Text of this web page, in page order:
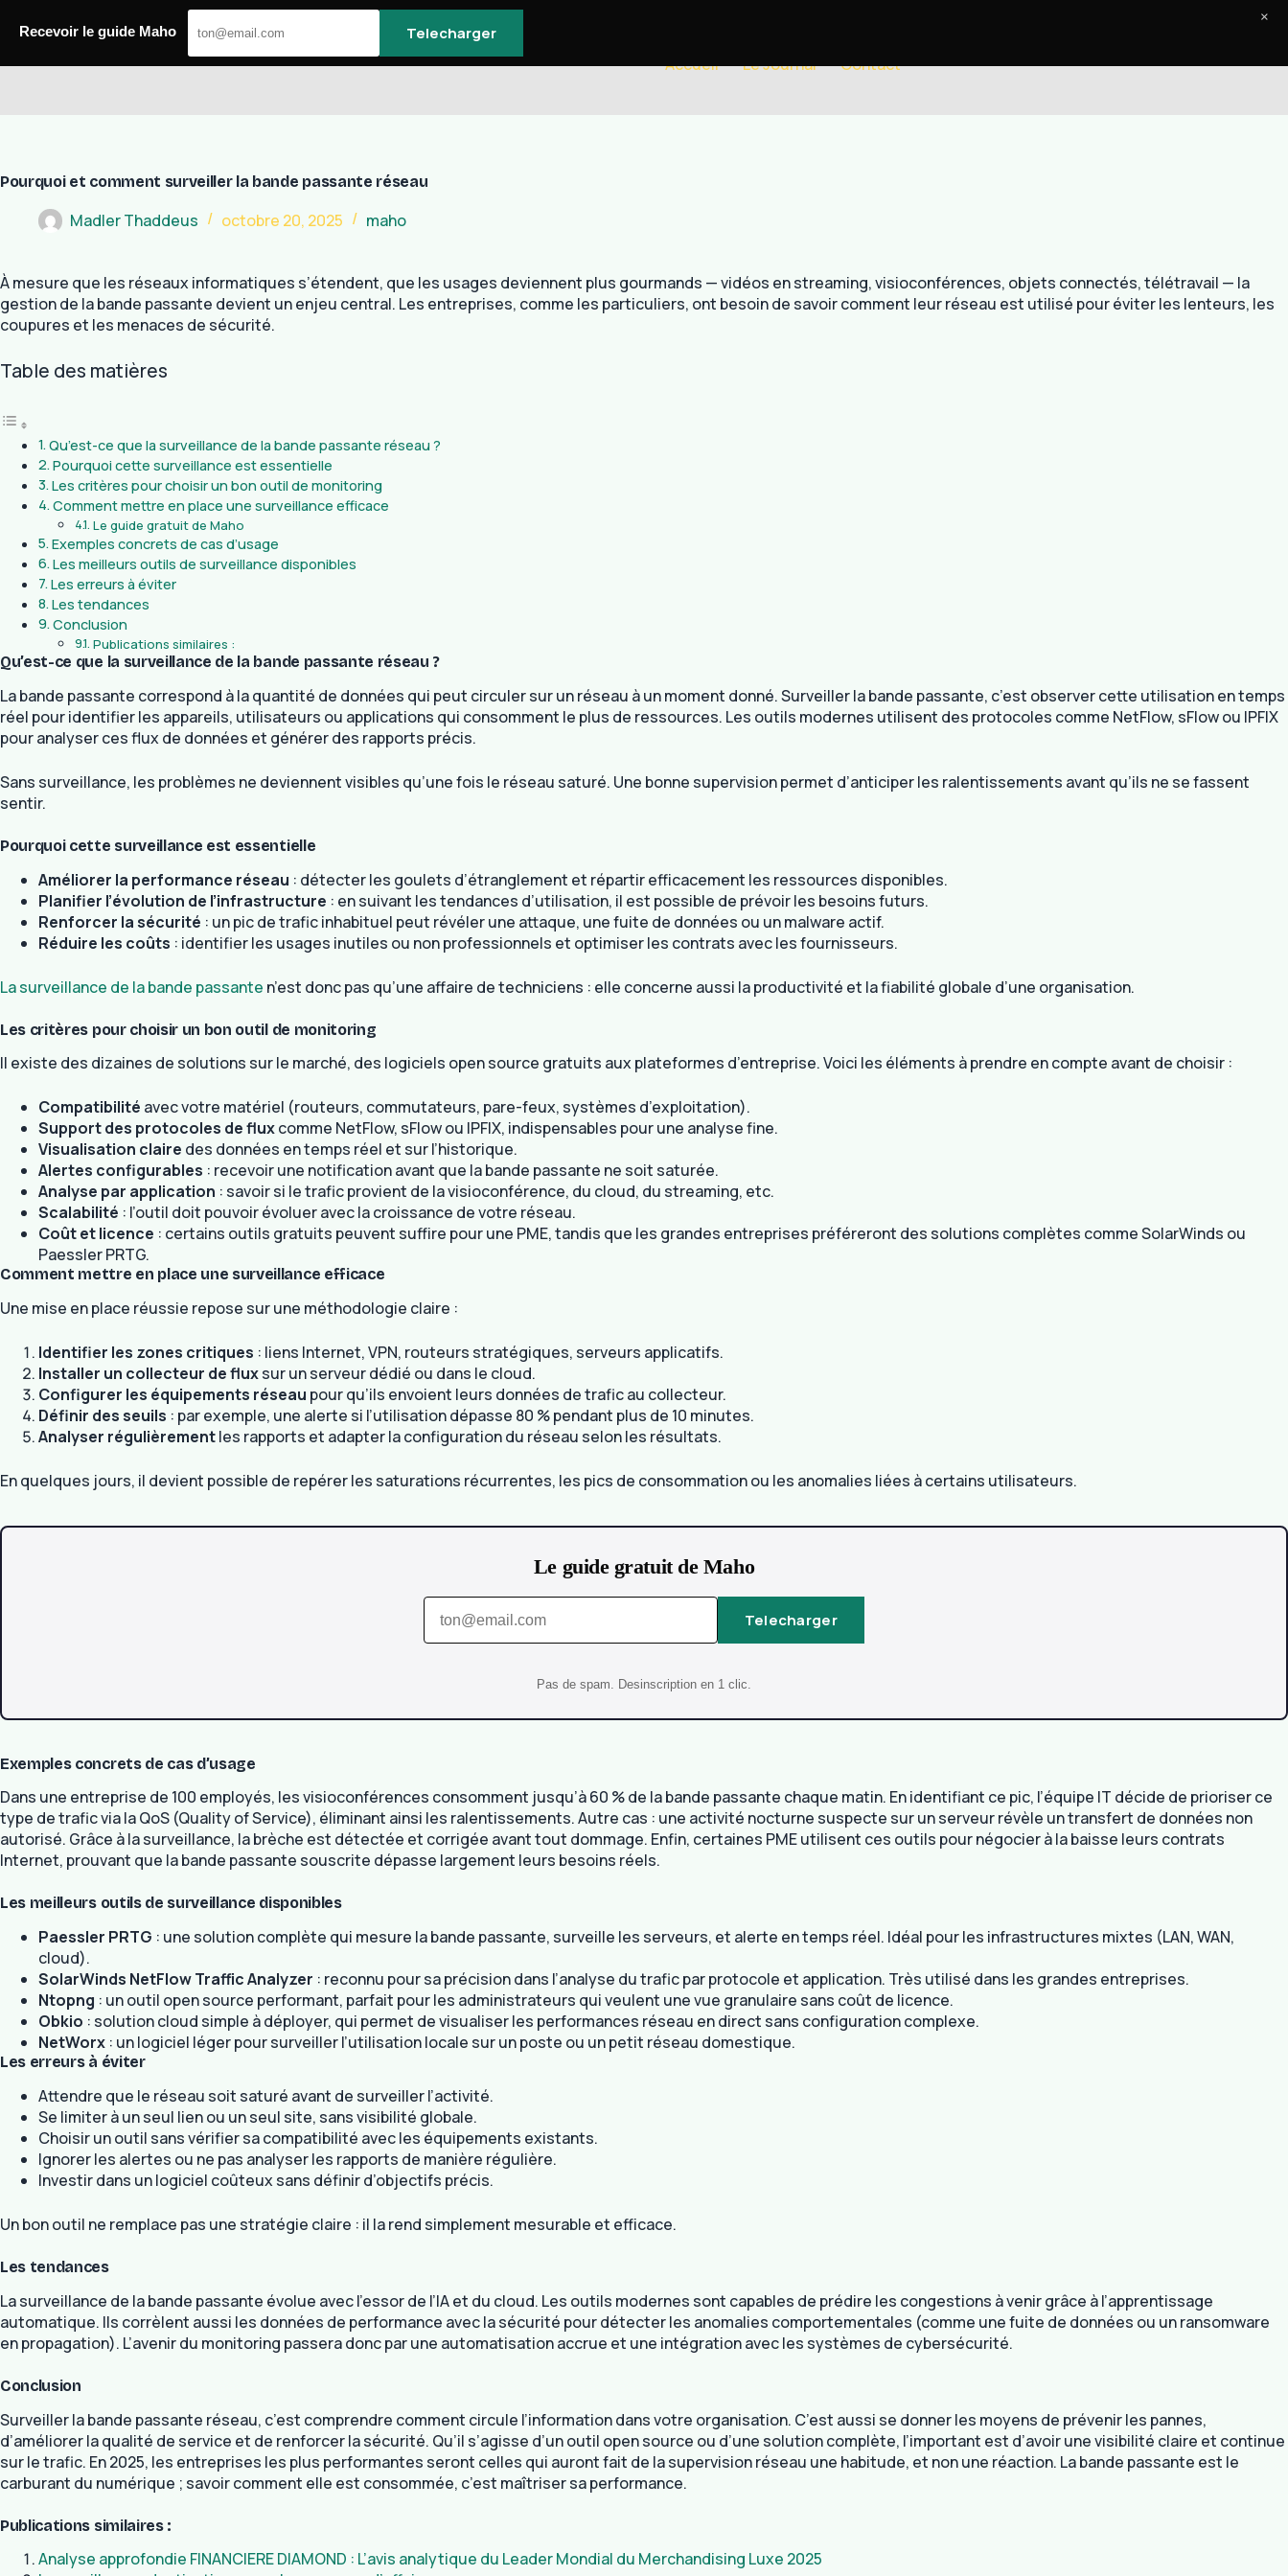
Accueil Le Journal Contact
Pourquoi et comment surveiller la bande passante réseau
Madler Thaddeus octobre 20, 2025 maho
À mesure que les réseaux informatiques s’étendent, que les usages deviennent plus gourmands — vidéos en streaming, visioconférences, objets connectés, télétravail — la
gestion de la bande passante devient un enjeu central. Les entreprises, comme les particuliers, ont besoin de savoir comment leur réseau est utilisé pour éviter les lenteurs, les
coupures et les menaces de sécurité.
Table des matières
Qu’est-ce que la surveillance de la bande passante réseau ?
Pourquoi cette surveillance est essentielle
Les critères pour choisir un bon outil de monitoring
Comment mettre en place une surveillance efficace
Le guide gratuit de Maho
Exemples concrets de cas d’usage
Les meilleurs outils de surveillance disponibles
Les erreurs à éviter
Les tendances
Conclusion
Publications similaires :
Qu’est-ce que la surveillance de la bande passante réseau ?
La bande passante correspond à la quantité de données qui peut circuler sur un réseau à un moment donné. Surveiller la bande passante, c’est observer cette utilisation en temps
réel pour identifier les appareils, utilisateurs ou applications qui consomment le plus de ressources. Les outils modernes utilisent des protocoles comme NetFlow, sFlow ou IPFIX
pour analyser ces flux de données et générer des rapports précis.
Sans surveillance, les problèmes ne deviennent visibles qu’une fois le réseau saturé. Une bonne supervision permet d’anticiper les ralentissements avant qu’ils ne se fassent
sentir.
Pourquoi cette surveillance est essentielle
Améliorer la performance réseau : détecter les goulets d’étranglement et répartir efficacement les ressources disponibles.
Planifier l’évolution de l’infrastructure : en suivant les tendances d’utilisation, il est possible de prévoir les besoins futurs.
Renforcer la sécurité : un pic de trafic inhabituel peut révéler une attaque, une fuite de données ou un malware actif.
Réduire les coûts : identifier les usages inutiles ou non professionnels et optimiser les contrats avec les fournisseurs.
La surveillance de la bande passante n’est donc pas qu’une affaire de techniciens : elle concerne aussi la productivité et la fiabilité globale d’une organisation.
Les critères pour choisir un bon outil de monitoring
Il existe des dizaines de solutions sur le marché, des logiciels open source gratuits aux plateformes d’entreprise. Voici les éléments à prendre en compte avant de choisir :
Compatibilité avec votre matériel (routeurs, commutateurs, pare-feux, systèmes d’exploitation).
Support des protocoles de fluxcomme NetFlow, sFlow ou IPFIX, indispensables pour une analyse fine.
Visualisation claire des données en temps réel et sur l’historique.
Alertes configurables : recevoir une notification avant que la bande passante ne soit saturée.
Analyse par application : savoir si le trafic provient de la visioconférence, du cloud, du streaming, etc.
Scalabilité : l’outil doit pouvoir évoluer avec la croissance de votre réseau.
Coût et licence : certains outils gratuits peuvent suffire pour une PME, tandis que les grandes entreprises préféreront des solutions complètes comme SolarWinds ou
Paessler PRTG.
Comment mettre en place une surveillance efficace
Une mise en place réussie repose sur une méthodologie claire :
Identifier les zones critiques : liens Internet, VPN, routeurs stratégiques, serveurs applicatifs.
Installer un collecteur de fluxsur un serveur dédié ou dans le cloud.
Configurer les équipements réseau pour qu’ils envoient leurs données de trafic au collecteur.
Définir des seuils : par exemple, une alerte si l’utilisation dépasse 80 % pendant plus de 10 minutes.
Analyser régulièrementles rapports et adapter la configuration du réseau selon les résultats.
En quelques jours, il devient possible de repérer les saturations récurrentes, les pics de consommation ou les anomalies liées à certains utilisateurs.
Le guide gratuit de Maho
Telecharger
Pas de spam. Desinscription en 1 clic.
Exemples concrets de cas d’usage
Dans une entreprise de 100 employés, les visioconférences consomment jusqu’à 60 % de la bande passante chaque matin. En identifiant ce pic, l’équipe IT décide de prioriser ce
type de trafic via la QoS (Quality of Service), éliminant ainsi les ralentissements. Autre cas : une activité nocturne suspecte sur un serveur révèle un transfert de données non
autorisé. Grâce à la surveillance, la brèche est détectée et corrigée avant tout dommage. Enfin, certaines PME utilisent ces outils pour négocier à la baisse leurs contrats
Internet, prouvant que la bande passante souscrite dépasse largement leurs besoins réels.
Les meilleurs outils de surveillance disponibles
Paessler PRTG : une solution complète qui mesure la bande passante, surveille les serveurs, et alerte en temps réel. Idéal pour les infrastructures mixtes (LAN, WAN,
cloud).
SolarWinds NetFlow Traffic Analyzer : reconnu pour sa précision dans l’analyse du trafic par protocole et application. Très utilisé dans les grandes entreprises.
Ntopng : un outil open source performant, parfait pour les administrateurs qui veulent une vue granulaire sans coût de licence.
Obkio : solution cloud simple à déployer, qui permet de visualiser les performances réseau en direct sans configuration complexe.
NetWorx : un logiciel léger pour surveiller l’utilisation locale sur un poste ou un petit réseau domestique.
Les erreurs à éviter
Attendre que le réseau soit saturé avant de surveiller l’activité.
Se limiter à un seul lien ou un seul site, sans visibilité globale.
Choisir un outil sans vérifier sa compatibilité avec les équipements existants.
Ignorer les alertes ou ne pas analyser les rapports de manière régulière.
Investir dans un logiciel coûteux sans définir d’objectifs précis.
Un bon outil ne remplace pas une stratégie claire : il la rend simplement mesurable et efficace.
Les tendances
La surveillance de la bande passante évolue avec l’essor de l’IA et du cloud. Les outils modernes sont capables de prédire les congestions à venir grâce à l’apprentissage
automatique. Ils corrèlent aussi les données de performance avec la sécurité pour détecter les anomalies comportementales (comme une fuite de données ou un ransomware
en propagation). L’avenir du monitoring passera donc par une automatisation accrue et une intégration avec les systèmes de cybersécurité.
Conclusion
Surveiller la bande passante réseau, c’est comprendre comment circule l’information dans votre organisation. C’est aussi se donner les moyens de prévenir les pannes,
d’améliorer la qualité de service et de renforcer la sécurité. Qu’il s’agisse d’un outil open source ou d’une solution complète, l’important est d’avoir une visibilité claire et continue
sur le trafic. En 2025, les entreprises les plus performantes seront celles qui auront fait de la supervision réseau une habitude, et non une réaction. La bande passante est le
carburant du numérique ; savoir comment elle est consommée, c’est maîtriser sa performance.
Publications similaires :
Analyse approfondie FINANCIERE DIAMOND : L’avis analytique du Leader Mondial du Merchandising Luxe 2025
Recevoir le guide Maho Telecharger
×